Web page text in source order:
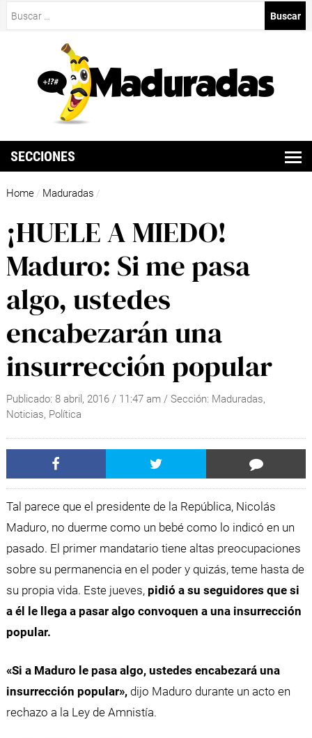
SECCIONES
Home / Maduradas /
¡HUELE A MIEDO!
Maduro: Si me pasa
algo, ustedes
encabezarán una
insurrección popular
Publicado: 8 abril, 2016/ 11:47 am / Sección: Maduradas,
Noticias, Política
Tal parece que el presidente de la República, Nicolás
Maduro, no duerme como un bebé como lo indicó en un
pasado. El primer mandatario tiene altas preocupaciones
sobre su permanencia en el poder y quizás, teme hasta de
su propia vida. Este jueves, pidió a su seguidores que si
a él le llega a pasar algo convoquen a una insurrección
popular.
«Si a Maduro le pasa algo, ustedes encabezará una
insurrección popular»,dijo Maduro durante un acto en
rechazo a la Ley de Amnistía.